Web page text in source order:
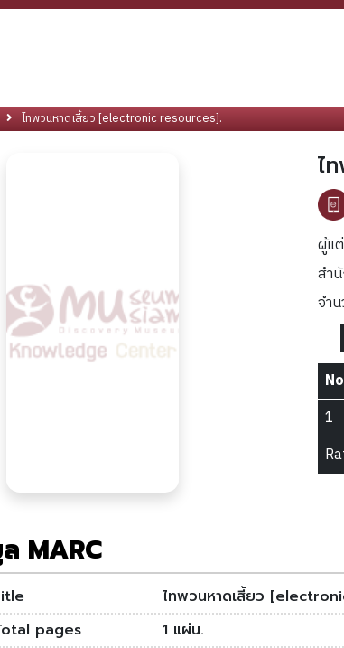
ไทพวนหาดเสี้ยว [electronic resources].
ไ
ผู้แ
สำ
จำ
|
1
MARC
ไทพวนหาดเสี้ยว
pages
1 แผ่น.